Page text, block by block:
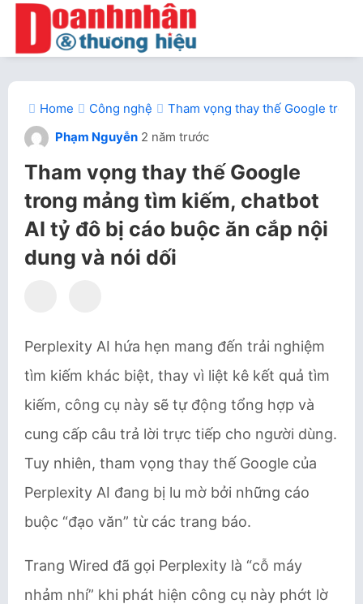
Home Công nghệ
Tham vọng thay thế Google
Phạm Nguyễn 2 năm trước
Tham vọng thay thế Google
trong mảng tìm kiếm, chatbot
AI tỷ đô bị cáo buộc ăn cắp nội
dung và nói dối
Perplexity AI hứa hẹn mang đến trải nghiệm
tìm kiếm khác biệt, thay vì liệt kê kết quả tìm
kiếm, công cụ này sẽ tự động tổng hợp và
cung cấp câu trả lời trực tiếp cho người dùng.
Tuy nhiên, tham vọng thay thế Google của
Perplexity AI đang bị lu mờ bởi những cáo
buộc “đạo văn” từ các trang báo.
Trang Wired đã gọi Perplexity là “cỗ máy
nhảm nhí” khi phát hiện công cụ này phớt lờ